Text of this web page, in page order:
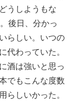
うしようもな
後日、分かっ
らしい。いつの
代わっていた。
酒は強いと思っ
でもこんな度数
らしいかった。